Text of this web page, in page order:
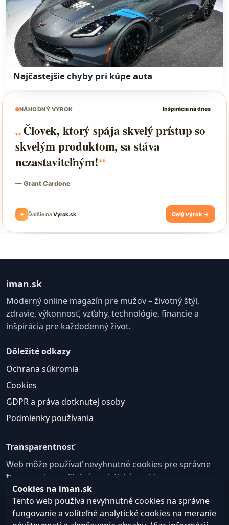
Najčastejšie chyby pri kúpe auta
iman.sk
Moderný online magazín pre mužov – životný štýl,
zdravie, výkonnosť, vzťahy, technológie, financie a
inšpirácia pre každodenný život.
Dôležité odkazy
Ochrana súkromia
Cookies
GDPR a práva dotknutej osoby
Podmienky používania
Transparentnosť
Web môže používať nevyhnutné cookies pre správne
fungovanie a voliteľné analytické cookies na
zlepšovanie obsahu a používateľskej skúsenosti.
Nastavenie cookies
Cookies na iman.sk
Tento web používa nevyhnutné cookies na správne
fungovanie a voliteľné analytické cookies na meranie